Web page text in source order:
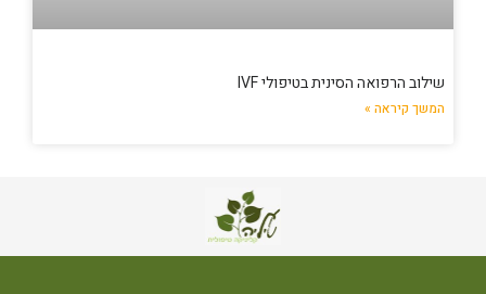
שילוב הרפואה הסינית בטיפולי IVF
המשך קיראה »